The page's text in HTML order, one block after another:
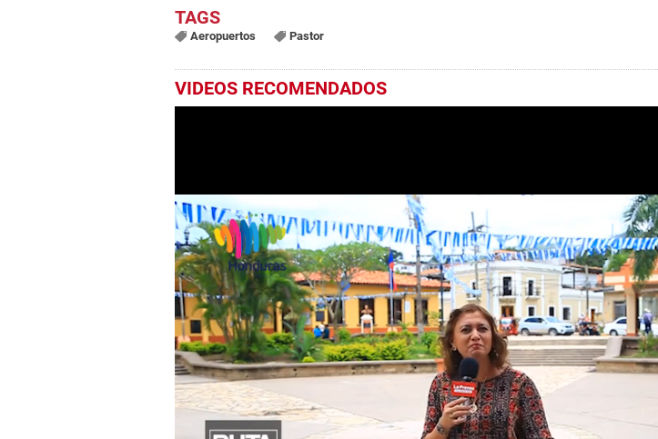
Aeropuertos Pastor
VIDEOS RECOMENDADOS